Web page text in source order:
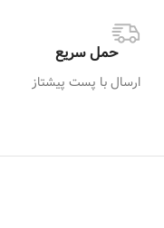
حمل سریع
ارسال با پست پیشتاز